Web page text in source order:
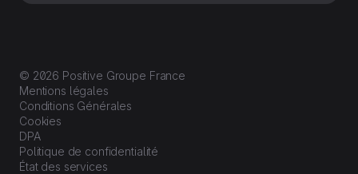
© 2026 Positive Groupe France
Mentions légales
Conditions Générales
Cookies
DPA
Politique de confidentialité
État des services